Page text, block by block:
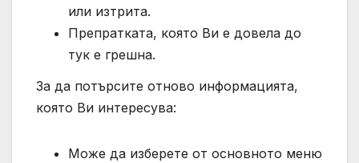
или изтрита.
Препратката, която Ви е довела до
тук е грешна.
За да потърсите отново информацията,
която Ви интересува:
Може да изберете от основното меню